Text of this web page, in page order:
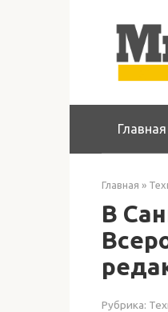
Главная
Главная »
В
Рубрика: